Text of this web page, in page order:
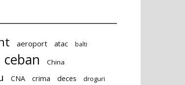
aeroport atac balti
ceban China
CNA crima deces droguri